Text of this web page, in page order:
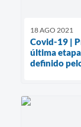
18 AGO 2021
Covid-19 |
última
definido